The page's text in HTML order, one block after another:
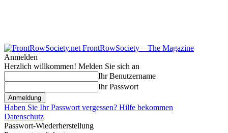
FrontRowSociety – The Magazine
Anmelden
Herzlich willkommen! Melden Sie sich an
Ihr Benutzername
Ihr Passwort
Haben Sie Ihr Passwort vergessen? Hilfe bekommen
Datenschutz
Passwort-Wiederherstellung